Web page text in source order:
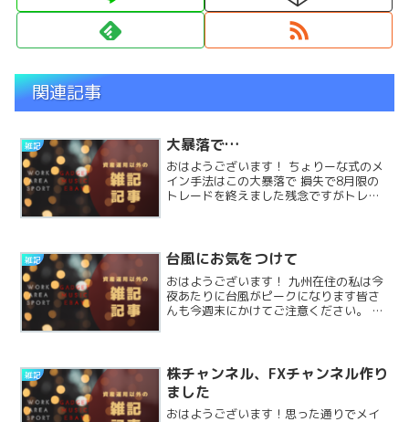
関連記事
雑記 大暴落で…
おはようございます！ ちょりーな式のメ
イン手法はこの大暴落で 損失で8月限の
トレードを終えました残念ですがトレー
しのよくあるオReadMore...
雑記 台風にお気をつけて
おはようございます！ 九州在住の私は今
夜あたりに台風がピークになります皆さ
んも今週末にかけてご注意ください。 こ
かもしれませんねReadMore...
雑記
株チャンネル、FXチャンネル作り
ました
おはようございます！思った通りでメイ